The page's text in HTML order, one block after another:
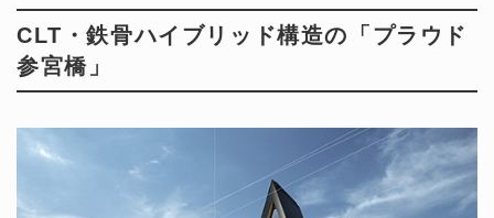
CLT・鉄骨ハイブリッド構造の「プラウド
参宮橋」